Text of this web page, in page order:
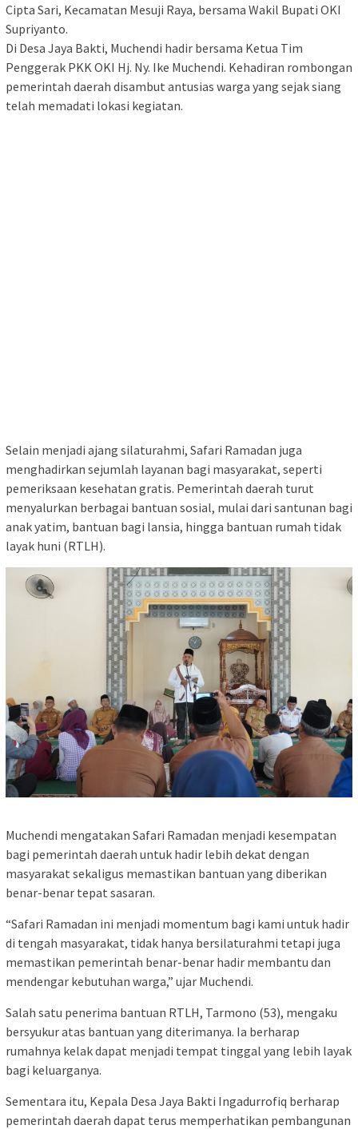
Cipta Sari, Kecamatan Mesuji Raya, bersama Wakil Bupati OKI
Supriyanto.
Di Desa Jaya Bakti, Muchendi hadir bersama Ketua Tim
Penggerak PKK OKI Hj. Ny. Ike Muchendi. Kehadiran rombongan
pemerintah daerah disambut antusias warga yang sejak siang
telah memadati lokasi kegiatan.
Selain menjadi ajang silaturahmi, Safari Ramadan juga
menghadirkan sejumlah layanan bagi masyarakat, seperti
pemeriksaan kesehatan gratis. Pemerintah daerah turut
menyalurkan berbagai bantuan sosial, mulai dari santunan bagi
anak yatim, bantuan bagi lansia, hingga bantuan rumah tidak
layak huni (RTLH).
Muchendi mengatakan Safari Ramadan menjadi kesempatan
bagi pemerintah daerah untuk hadir lebih dekat dengan
masyarakat sekaligus memastikan bantuan yang diberikan
benar-benar tepat sasaran.
“Safari Ramadan ini menjadi momentum bagi kami untuk hadir
di tengah masyarakat, tidak hanya bersilaturahmi tetapi juga
memastikan pemerintah benar-benar hadir membantu dan
mendengar kebutuhan warga,” ujar Muchendi.
Salah satu penerima bantuan RTLH, Tarmono (53), mengaku
bersyukur atas bantuan yang diterimanya. Ia berharap
rumahnya kelak dapat menjadi tempat tinggal yang lebih layak
bagi keluarganya.
Sementara itu, Kepala Desa Jaya Bakti Ingadurrofiq berharap
pemerintah daerah dapat terus memperhatikan pembangunan